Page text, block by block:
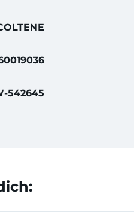
542645